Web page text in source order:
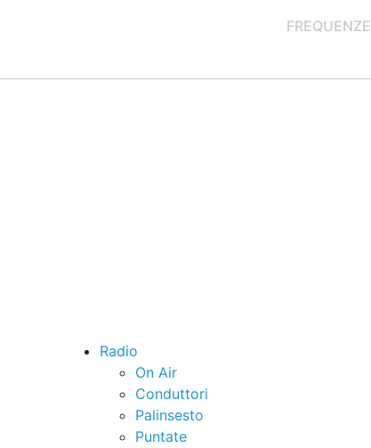
FREQUENZE
Radio
On Air
Conduttori
Palinsesto
Puntate